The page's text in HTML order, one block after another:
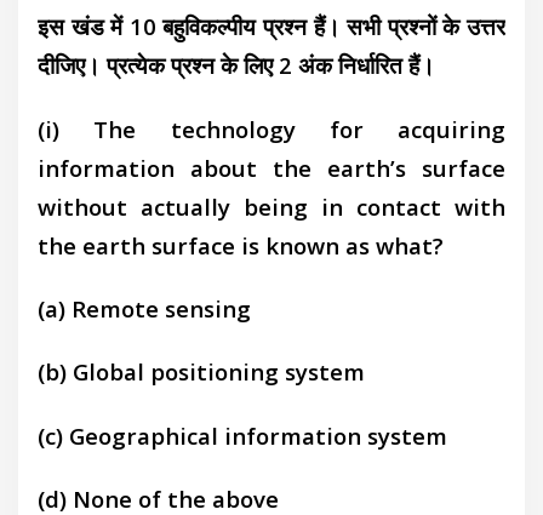
इस खंड में 10 बहुविकल्पीय प्रश्न हैं। सभी प्रश्नों के उत्तर
दीजिए। प्रत्येक प्रश्न के लिए 2 अंक निर्धारित हैं।
(i) The technology for acquiring
information about the earth’s surface
without actually being in contact with
the earth surface is known as what?
(a) Remote sensing
(b) Global positioning system
(c) Geographical information system
(d) None of the above